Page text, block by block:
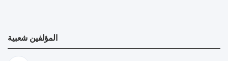
المؤلفين شعبية